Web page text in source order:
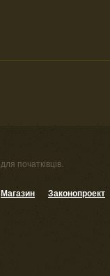
початківців.
Магазин Законопроект